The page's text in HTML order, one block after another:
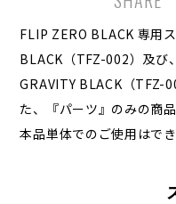
FLIP ZERO BLACK 専用
BLACK（TFZ-002）及び
GRAVITY BLACK（TFZ-
た、『パーツ』のみの商品
本品単体でのご使用はでき